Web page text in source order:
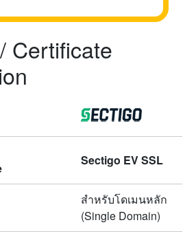
Sectigo EV SSL
สำหรับโดเมนหลัก
(Single Domain)